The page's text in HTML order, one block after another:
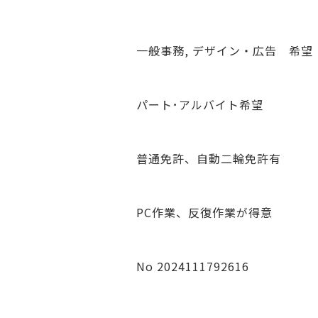
一般事務, デザイン・広告 希望
パート･アルバイト希望
普通免許、自動二輪免許有
PC作業、反復作業が得意
No 2024111792616